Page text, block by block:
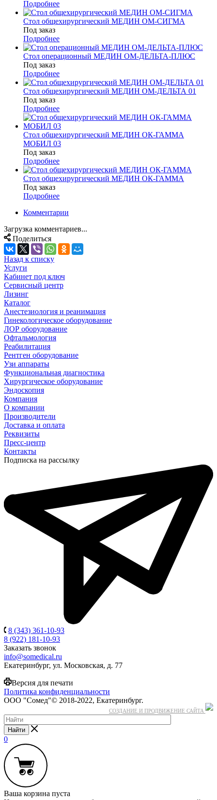
Подробнее
Стол общехирургический МЕДИН ОМ-СИГМА
Под заказ
Подробнее
Стол операционный МЕДИН ОМ-ДЕЛЬТА-ПЛЮС
Под заказ
Подробнее
Стол общехирургический МЕДИН ОМ-ДЕЛЬТА 01
Под заказ
Подробнее
Стол общехирургический МЕДИН ОК-ГАММА
МОБИЛ 03
Под заказ
Подробнее
Стол общехирургический МЕДИН ОК-ГАММА
Под заказ
Подробнее
Комментарии
Загрузка комментариев...
Поделиться
Назад к списку
Услуги
Кабинет под ключ
Сервисный центр
Лизинг
Каталог
Анестезиология и реанимация
Гинекологическое оборудование
ЛОР оборудование
Офтальмология
Реабилитация
Рентген оборудование
Узи аппараты
Функциональная диагностика
Хирургическое оборудование
Эндоскопия
Компания
О компании
Производители
Доставка и оплата
Реквизиты
Пресс-центр
Контакты
Подписка на рассылку
8 (343) 361-10-93
8 (922) 181-10-93
Заказать звонок
info@somedical.ru
Екатеринбург, ул. Московская, д. 77
Версия для печати
Политика конфиденциальности
ООО "Сомед"© 2018-2022, Екатеринбург.
СОЗДАНИЕ И ПРОДВИЖЕНИЕ САЙТА
Найти
0
Ваша корзина пуста